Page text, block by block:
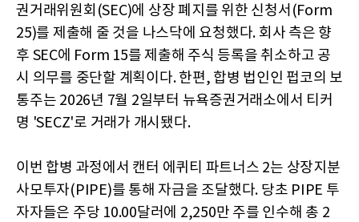
권거래위원회(SEC)에 상장 폐지를 위한 신청서(Form
25)를 제출해 줄 것을 나스닥에 요청했다. 회사 측은 향
후 SEC에 Form 15를 제출해 주식 등록을 취소하고 공
시 의무를 중단할 계획이다. 한편, 합병 법인인 펍코의 보
통주는 2026년 7월 2일부터 뉴욕증권거래소에서 티커
명 'SECZ'로 거래가 개시됐다.
이번 합병 과정에서 캔터 에퀴티 파트너스 2는 상장지분
사모투자(PIPE)를 통해 자금을 조달했다. 당초 PIPE 투
자자들은 주당 10.00달러에 2,250만 주를 인수해 총 2